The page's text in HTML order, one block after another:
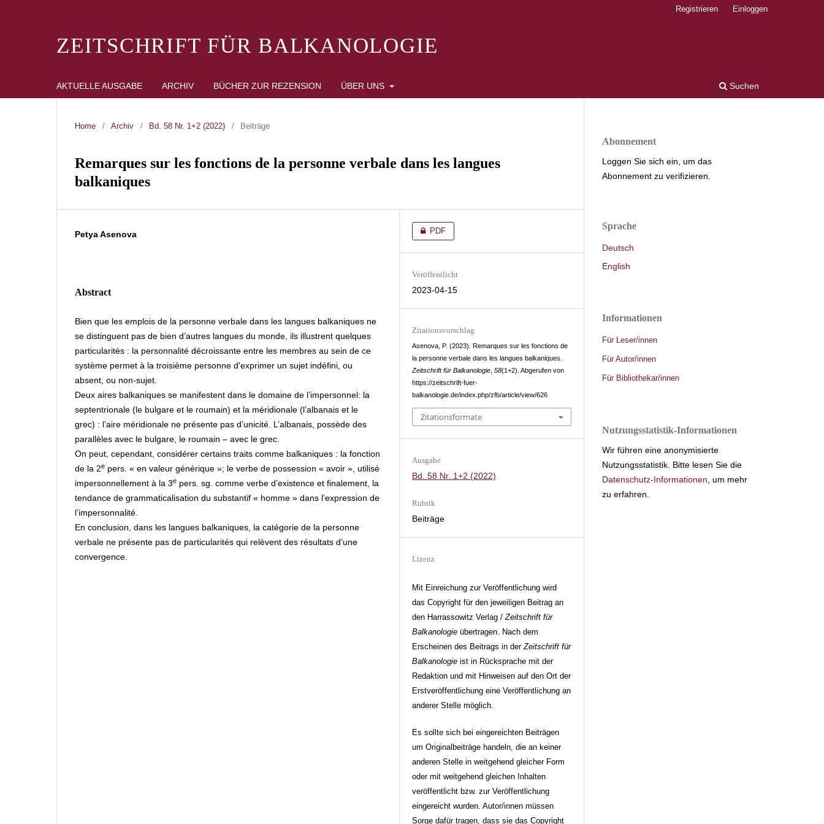
ZEITSCHRIFT FÜR BALKANOLOGIE
AKTUELLE AUSGABE ARCHIV BÜCHER ZUR REZENSION ÜBER UNS Suchen
Registrieren Einloggen
Home / Archiv / Bd. 58 Nr. 1+2 (2022) / Beiträge
Remarques sur les fonctions de la personne verbale dans les langues
balkaniques
Petya Asenova
Abstract
Bien que les emplois de la personne verbale dans les langues balkaniques ne
se distinguent pas de bien d’autres langues du monde, ils illustrent quelques
particularités : la personnalité décroissante entre les membres au sein de ce
système permet à la troisième personne d'exprimer un sujet indéfini, ou
absent, ou non-sujet.
Deux aires balkaniques se manifestent dans le domaine de l’impersonnel: la
septentrionale (le bulgare et le roumain) et la méridionale (l’albanais et le
grec) : l’aire méridionale ne présente pas d’unicité. L’albanais, possède des
parallèles avec le bulgare, le roumain – avec le grec.
On peut, cependant, considérer certains traits comme balkaniques : la fonction
de la 2e pers. « en valeur générique »; le verbe de possession « avoir », utilisé
impersonnellement à la 3e pers. sg. comme verbe d’existence et finalement, la
tendance de grammaticalisation du substantif « homme » dans l’expression de
l’impersonnalité.
En conclusion, dans les langues balkaniques, la catégorie de la personne
verbale ne présente pas de particularités qui relèvent des résultats d’une
convergence.
PDF
Veröffentlicht
2023-04-15
Zitationsvorschlag
Asenova, P. (2023). Remarques sur les fonctions de
la personne verbale dans les langues balkaniques.
Zeitschrift für Balkanologie ,58(1+2). Abgerufen von
https://zeitschrift-fuer-
balkanologie.de/index.php/zfb/article/view/626
Zitationsformate
Ausgabe
Bd. 58 Nr. 1+2 (2022)
Rubrik
Beiträge
Lizenz
Mit Einreichung zur Veröffentlichung wird
das Copyright für den jeweiligen Beitrag an
den Harrassowitz Verlag /Zeitschrift für
Balkanologieübertragen. Nach dem
Erscheinen des Beitrags in derZeitschrift für
Balkanologieist in Rücksprache mit der
Redaktion und mit Hinweisen auf den Ort der
Erstveröffentlichung eine Veröffentlichung an
anderer Stelle möglich.
Es sollte sich bei eingereichten Beiträgen
um Originalbeiträge handeln, die an keiner
anderen Stelle in weitgehend gleicher Form
oder mit weitgehend gleichen Inhalten
veröffentlicht bzw. zur Veröffentlichung
eingereicht wurden. Autor/innen müssen
Sorge dafür tragen, dass sie das Copyright
Abonnement
Loggen Sie sich ein, um das
Abonnement zu verifizieren.
Sprache
Deutsch
English
Informationen
Für Leser/innen
Für Autor/innen
Für Bibliothekar/innen
Nutzungsstatistik-Informationen
Wir führen eine anonymisierte
Nutzungsstatistik. Bitte lesen Sie die
Datenschutz-Informationen , um mehr
zu erfahren.